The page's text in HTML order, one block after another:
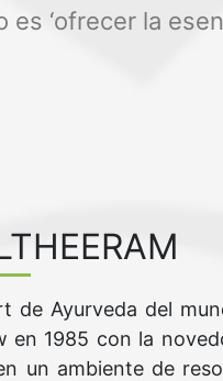
es ‘ofrecer la
de Ayurveda del
en 1985 con la
un ambiente de